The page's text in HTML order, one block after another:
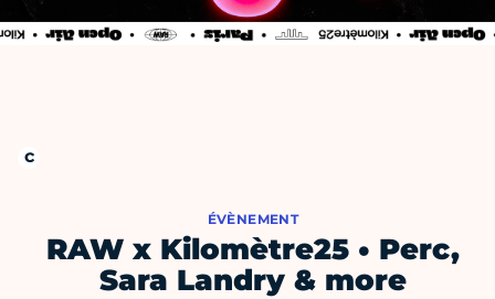
ÉVÈNEMENT
RAW x Kilomètre25 • Perc,
Sara Landry & more